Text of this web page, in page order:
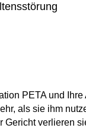
PETA und Ihre
als sie ihm
Gericht verlieren